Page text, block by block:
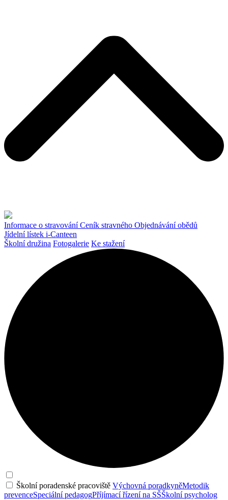
Informace o stravováníCeník stravného Objednávání obědů
Jídelní lístek i-Canteen
Školní družina Fotogalerie Ke stažení
Školní poradenské pracoviště Výchovná poradkyněMetodik
prevenceSpeciální pedagogPříjímací řízení na SŠŠkolní psycholog